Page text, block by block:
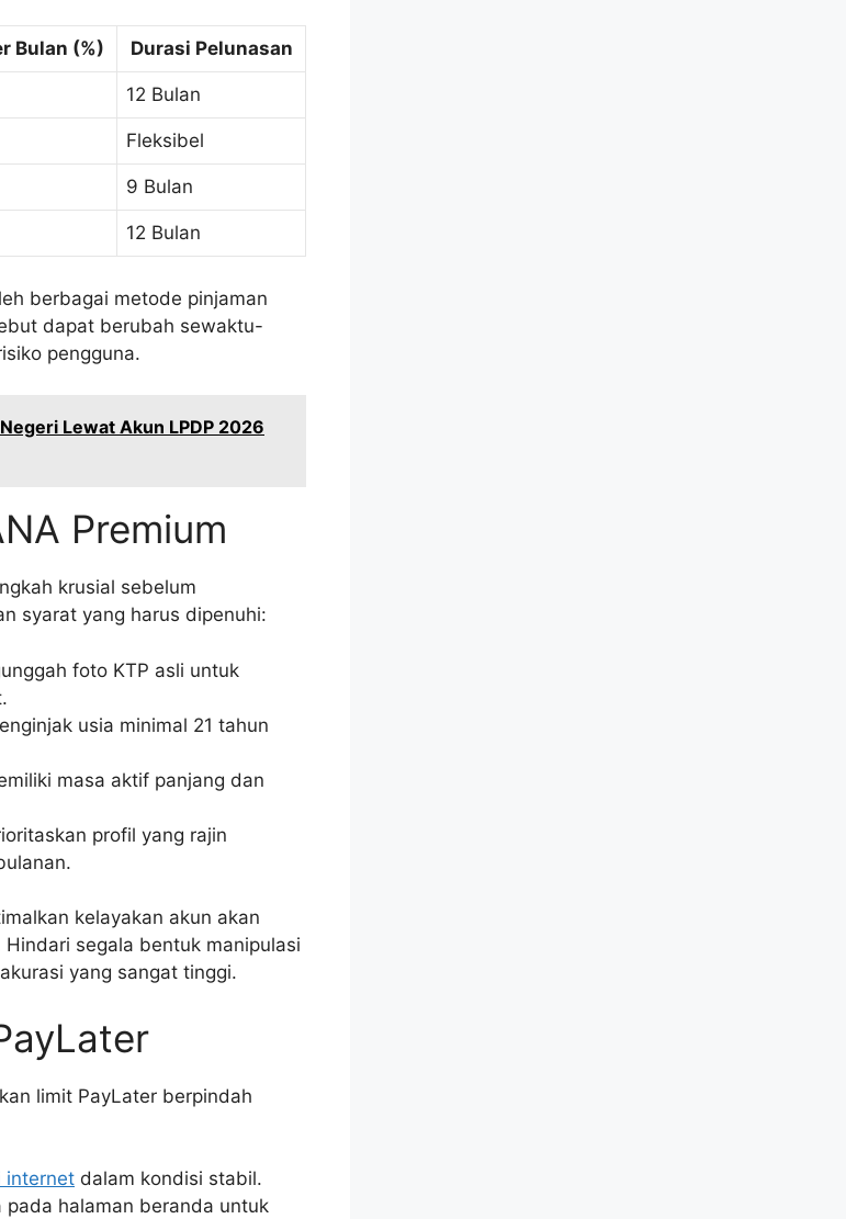
Bulan (%) Durasi Pelunasan
12 Bulan
Fleksibel
9 Bulan
12 Bulan
berbagai metode pinjaman
dapat berubah sewaktu-
pengguna.
Lewat Akun LPDP 2026
Premium
krusial sebelum
syarat yang harus dipenuhi:
foto KTP asli untuk
usia minimal 21 tahun
masa aktif panjang dan
profil yang rajin
kelayakan akun akan
segala bentuk manipulasi
yang sangat tinggi.
limit PayLater berpindah
internet dalam kondisi stabil.
halaman beranda untuk